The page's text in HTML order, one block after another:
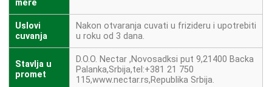
mere
Uslovi
cuvanja
Nakon otvaranja cuvati u frizideru i upotrebiti
u roku od 3 dana.
Stavlja u
promet
D.O.O. Nectar ,Novosadksi put 9,21400 Backa
Palanka,Srbija,tel:+381 21 750
115,www.nectar.rs,Republika Srbija.